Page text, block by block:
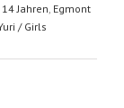
Jahren Egmont
/ Girls